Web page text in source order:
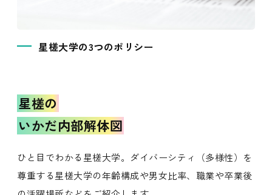
星槎大学の3つのポリシー
星槎の
いかだ内部解体図
ひと目でわかる星槎大学。ダイバーシティ（多様性）を
尊重する星槎大学の年齢構成や男女比率、職業や卒業後